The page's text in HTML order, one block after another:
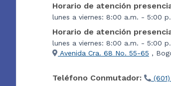
Horario de atención
lunes a viernes: 8:00 a.m. - 5:00
Horario de atención
lunes a viernes: 8:00 a.m. - 5:00
Avenida Cra. 68 No. 55-65 ,
Teléfono Conmutador: